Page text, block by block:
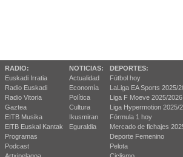
RADIO:
Euskadi Irratia
Radio Euskadi
Radio Vitoria
Gaztea
EITB Musika
EiTB Euskal Kantak
Programas
Podcast
NOTICIAS:
Actualidad
Economía
Política
Cultura
Ikusmiran
Eguraldia
DEPORTES:
Fútbol hoy
LaLiga EA Sports 2025/
Liga F Moeve 2025/2026
Liga Hypermotion 2025/
Fórmula 1 hoy
Mercado de fichajes
Deporte Femenino
Pelota